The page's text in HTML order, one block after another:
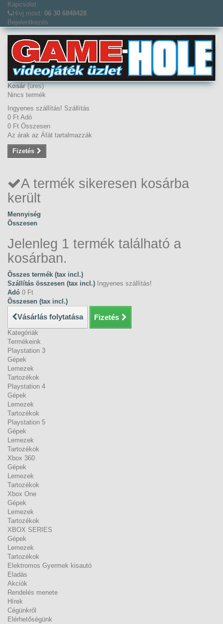
Kapcsolat
Hívj most: 06 30 6848428
Bejelentkezés
Kosár (üres)
Nincs termék
Ingyenes szállítás! Szállítás
0 Ft‎ Adó
0 Ft‎ Összesen
Az árak az Áfát tartalmazzák
Fizetés
A termék sikeresen kosárba
került
Mennyiség
Összesen
Jelenleg 1 termék található a
kosárban.
Összes termék (tax incl.)
Szállítás összesen (tax incl.) Ingyenes szállítás!
Adó 0 Ft‎
Összesen (tax incl.)
Vásárlás folytatása Fizetés
Kategóriák
Termékeink
Playstation 3
Gépek
Lemezek
Tartozékok
Playstation 4
Gépek
Lemezek
Tartozékok
Playstation 5
Gépek
Lemezek
Tartozékok
Xbox 360
Gépek
Lemezek
Tartozékok
Xbox One
Gépek
Lemezek
Tartozékok
XBOX SERIES
Gépek
Lemezek
Tartozékok
Elektromos Gyermek kisautó
Eladás
Akciók
Rendelés menete
Hírek
Cégünkről
Elérhetőségünk